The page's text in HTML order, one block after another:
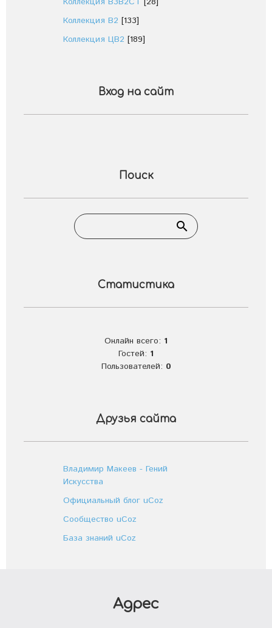
Коллекция В2 [133]
Коллекция ЦВ2 [189]
Вход на сайт
Поиск
Статистика
Онлайн всего: 1
Гостей: 1
Пользователей: 0
Друзья сайта
Владимир Макеев - Гений
Искусства
Официальный блог uCoz
Сообщество uCoz
База знаний uCoz
Адрес